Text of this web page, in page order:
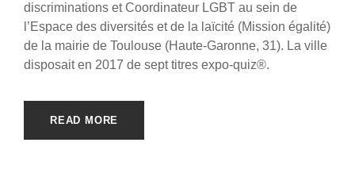
discriminations et Coordinateur LGBT au sein de
l’Espace des diversités et de la laïcité (Mission égalité)
de la mairie de Toulouse (Haute-Garonne, 31). La ville
disposait en 2017 de sept titres expo-quiz®.
READ MORE